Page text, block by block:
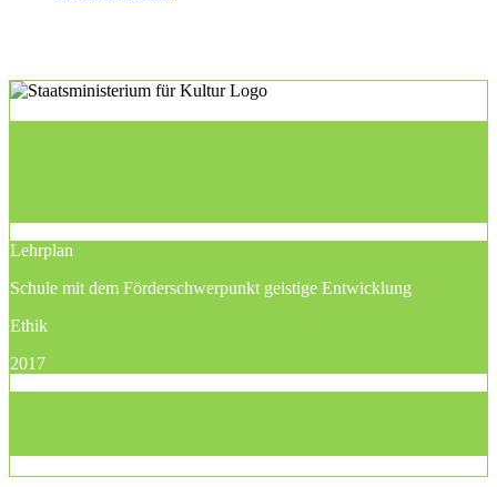
Lehrplan
Schule mit dem Förderschwerpunkt geistige Entwicklung
Ethik
2017